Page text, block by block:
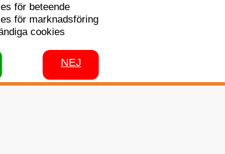
för beteende
för marknadsföring
cookies
NEJ